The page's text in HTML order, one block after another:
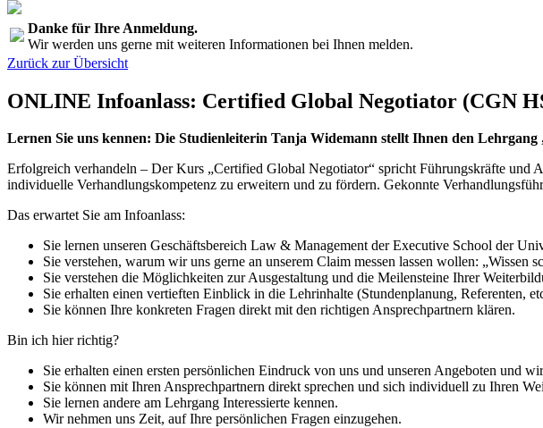
Danke für Ihre Anmeldung.
Wir werden uns gerne mit weiteren Informationen bei Ihnen melden.
Zurück zur Übersicht
ONLINE Infoanlass: Certified Global Negotiator (CGN
Lernen Sie uns kennen: Die Studienleiterin Tanja Widemann stellt Ihnen den
Erfolgreich verhandeln – Der Kurs „Certified Global Negotiator“ spricht Führungskräfte
individuelle Verhandlungskompetenz zu erweitern und zu fördern. Gekonnte
Das erwartet Sie am Infoanlass:
Sie lernen unseren Geschäftsbereich Law & Management der Executive School der
Sie verstehen, warum wir uns gerne an unserem Claim messen lassen wollen: „Wissen
Sie verstehen die Möglichkeiten zur Ausgestaltung und die Meilensteine Ihrer
Sie erhalten einen vertieften Einblick in die Lehrinhalte (Stundenplanung, Referenten,
Sie können Ihre konkreten Fragen direkt mit den richtigen Ansprechpartnern klären.
Bin ich hier richtig?
Sie erhalten einen ersten persönlichen Eindruck von uns und unseren Angeboten und
Sie können mit Ihren Ansprechpartnern direkt sprechen und sich individuell zu Ihren
Sie lernen andere am Lehrgang Interessierte kennen.
Wir nehmen uns Zeit, auf Ihre persönlichen Fragen einzugehen.